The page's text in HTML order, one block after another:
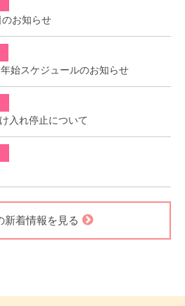
お知らせ
始スケジュールのお知らせ
入れ停止について
新着情報を見る